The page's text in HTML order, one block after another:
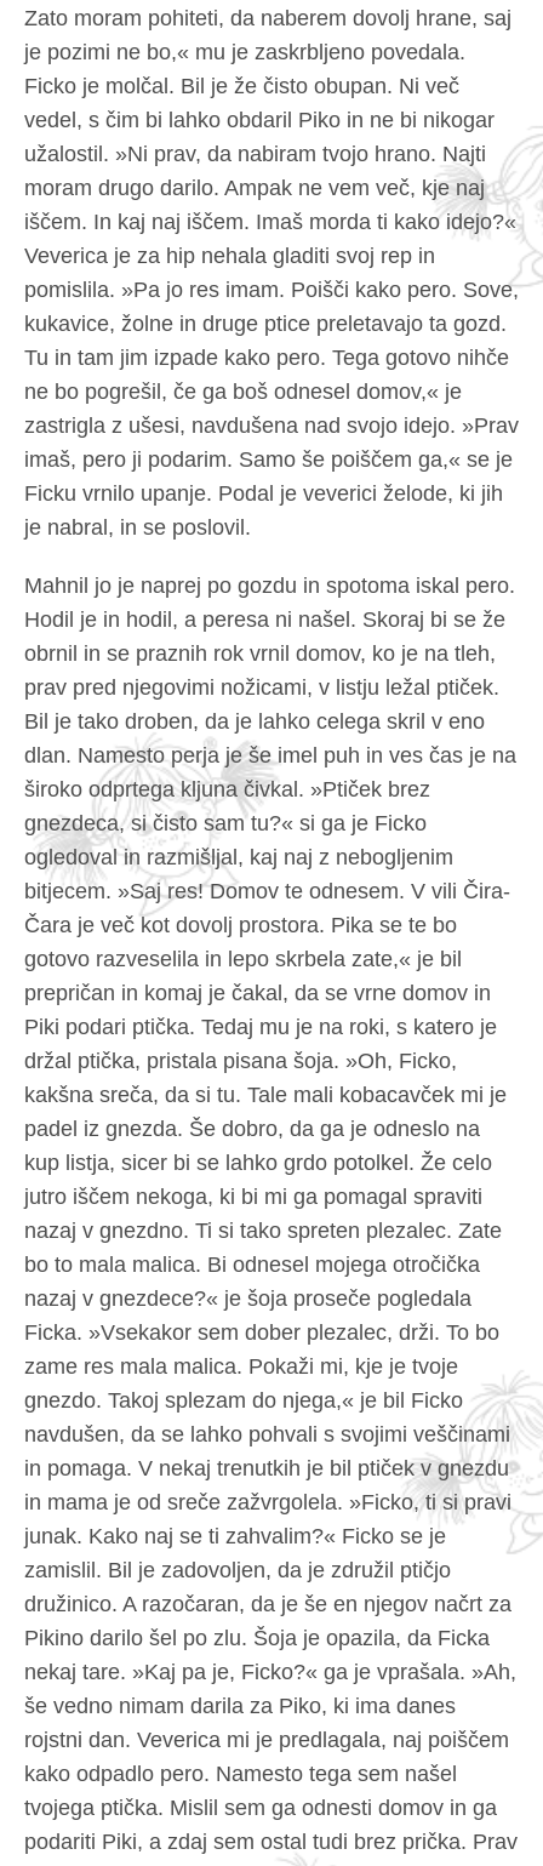
Zato moram pohiteti, da naberem dovolj hrane, saj
je pozimi ne bo,« mu je zaskrbljeno povedala.
Ficko je molčal. Bil je že čisto obupan. Ni več
vedel, s čim bi lahko obdaril Piko in ne bi nikogar
užalostil. »Ni prav, da nabiram tvojo hrano. Najti
moram drugo darilo. Ampak ne vem več, kje naj
iščem. In kaj naj iščem. Imaš morda ti kako idejo?«
Veverica je za hip nehala gladiti svoj rep in
pomislila. »Pa jo res imam. Poišči kako pero. Sove,
kukavice, žolne in druge ptice preletavajo ta gozd.
Tu in tam jim izpade kako pero. Tega gotovo nihče
ne bo pogrešil, če ga boš odnesel domov,« je
zastrigla z ušesi, navdušena nad svojo idejo. »Prav
imaš, pero ji podarim. Samo še poiščem ga,« se je
Ficku vrnilo upanje. Podal je veverici želode, ki jih
je nabral, in se poslovil.
Mahnil jo je naprej po gozdu in spotoma iskal pero.
Hodil je in hodil, a peresa ni našel. Skoraj bi se že
obrnil in se praznih rok vrnil domov, ko je na tleh,
prav pred njegovimi nožicami, v listju ležal ptiček.
Bil je tako droben, da je lahko celega skril v eno
dlan. Namesto perja je še imel puh in ves čas je na
široko odprtega kljuna čivkal. »Ptiček brez
gnezdeca, si čisto sam tu?« si ga je Ficko
ogledoval in razmišljal, kaj naj z nebogljenim
bitjecem. »Saj res! Domov te odnesem. V vili Čira-
Čara je več kot dovolj prostora. Pika se te bo
gotovo razveselila in lepo skrbela zate,« je bil
prepričan in komaj je čakal, da se vrne domov in
Piki podari ptička. Tedaj mu je na roki, s katero je
držal ptička, pristala pisana šoja. »Oh, Ficko,
kakšna sreča, da si tu. Tale mali kobacavček mi je
padel iz gnezda. Še dobro, da ga je odneslo na
kup listja, sicer bi se lahko grdo potolkel. Že celo
jutro iščem nekoga, ki bi mi ga pomagal spraviti
nazaj v gnezdno. Ti si tako spreten plezalec. Zate
bo to mala malica. Bi odnesel mojega otročička
nazaj v gnezdece?« je šoja proseče pogledala
Ficka. »Vsekakor sem dober plezalec, drži. To bo
zame res mala malica. Pokaži mi, kje je tvoje
gnezdo. Takoj splezam do njega,« je bil Ficko
navdušen, da se lahko pohvali s svojimi veščinami
in pomaga. V nekaj trenutkih je bil ptiček v gnezdu
in mama je od sreče zažvrgolela. »Ficko, ti si pravi
junak. Kako naj se ti zahvalim?« Ficko se je
zamislil. Bil je zadovoljen, da je združil ptičjo
družinico. A razočaran, da je še en njegov načrt za
Pikino darilo šel po zlu. Šoja je opazila, da Ficka
nekaj tare. »Kaj pa je, Ficko?« ga je vprašala. »Ah,
še vedno nimam darila za Piko, ki ima danes
rojstni dan. Veverica mi je predlagala, naj poiščem
kako odpadlo pero. Namesto tega sem našel
tvojega ptička. Mislil sem ga odnesti domov in ga
podariti Piki, a zdaj sem ostal tudi brez prička. Prav